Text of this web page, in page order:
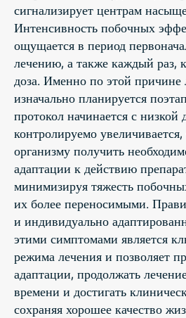
сигнализирует центрам
Интенсивность побочных
ощущается в период
лечению, а также каждый раз,
доза. Именно по этой причине
изначально планируется
протокол начинается с
контролируемо увеличивается,
организму получить
адаптации к действию
минимизируя тяжесть
их более переносимыми.
и индивидуально
этими симптомами является
режима лечения и позволяет
адаптации, продолжать
времени и достигать
сохраняя хорошее качество